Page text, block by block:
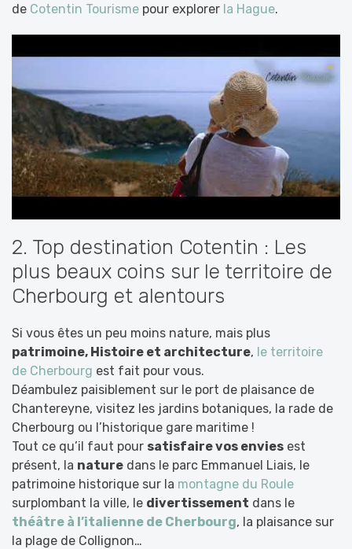
de Cotentin Tourisme pour explorer la Hague.
2. Top destination Cotentin : Les
plus beaux coins sur le territoire de
Cherbourg et alentours
Si vous êtes un peu moins nature, mais plus
patrimoine, Histoire et architecture, le territoire
de Cherbourg est fait pour vous.
Déambulez paisiblement sur le port de plaisance de
Chantereyne, visitez les jardins botaniques, la rade de
Cherbourg ou l’historique gare maritime !
Tout ce qu’il faut pour satisfaire vos envies est
présent, la nature dans le parc Emmanuel Liais, le
patrimoine historique sur la montagne du Roule
surplombant la ville, le divertissement dans le
théâtre à l’italienne de Cherbourg, la plaisance sur
la plage de Collignon…